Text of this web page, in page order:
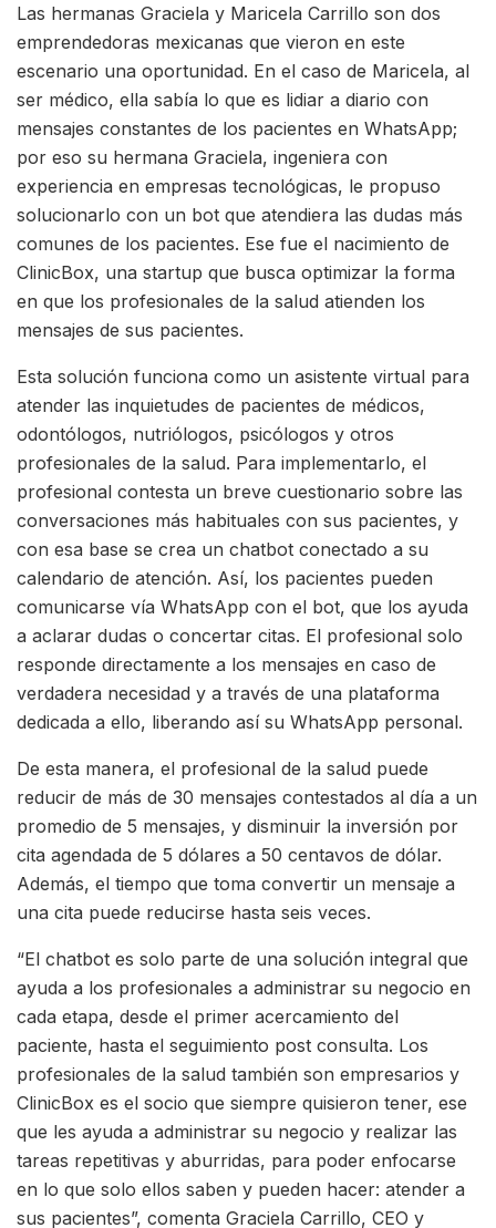
Las hermanas Graciela y Maricela Carrillo son dos
emprendedoras mexicanas que vieron en este
escenario una oportunidad. En el caso de Maricela, al
ser médico, ella sabía lo que es lidiar a diario con
mensajes constantes de los pacientes en WhatsApp;
por eso su hermana Graciela, ingeniera con
experiencia en empresas tecnológicas, le propuso
solucionarlo con un bot que atendiera las dudas más
comunes de los pacientes. Ese fue el nacimiento de
ClinicBox, una startup que busca optimizar la forma
en que los profesionales de la salud atienden los
mensajes de sus pacientes.
Esta solución funciona como un asistente virtual para
atender las inquietudes de pacientes de médicos,
odontólogos, nutriólogos, psicólogos y otros
profesionales de la salud. Para implementarlo, el
profesional contesta un breve cuestionario sobre las
conversaciones más habituales con sus pacientes, y
con esa base se crea un chatbot conectado a su
calendario de atención. Así, los pacientes pueden
comunicarse vía WhatsApp con el bot, que los ayuda
a aclarar dudas o concertar citas. El profesional solo
responde directamente a los mensajes en caso de
verdadera necesidad y a través de una plataforma
dedicada a ello, liberando así su WhatsApp personal.
De esta manera, el profesional de la salud puede
reducir de más de 30 mensajes contestados al día a un
promedio de 5 mensajes, y disminuir la inversión por
cita agendada de 5 dólares a 50 centavos de dólar.
Además, el tiempo que toma convertir un mensaje a
una cita puede reducirse hasta seis veces.
“El chatbot es solo parte de una solución integral que
ayuda a los profesionales a administrar su negocio en
cada etapa, desde el primer acercamiento del
paciente, hasta el seguimiento post consulta. Los
profesionales de la salud también son empresarios y
ClinicBox es el socio que siempre quisieron tener, ese
que les ayuda a administrar su negocio y realizar las
tareas repetitivas y aburridas, para poder enfocarse
en lo que solo ellos saben y pueden hacer: atender a
sus pacientes”, comenta Graciela Carrillo, CEO y